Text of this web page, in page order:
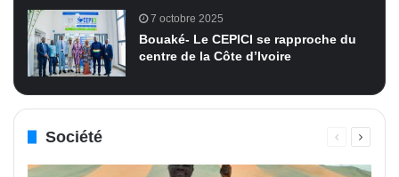
7 octobre 2025
Bouaké- Le CEPICI se rapproche du
centre de la Côte d’Ivoire
Société
PagePage